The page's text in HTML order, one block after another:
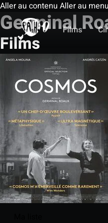
Aller au contenu Aller au menu
Films
Germinal
Films